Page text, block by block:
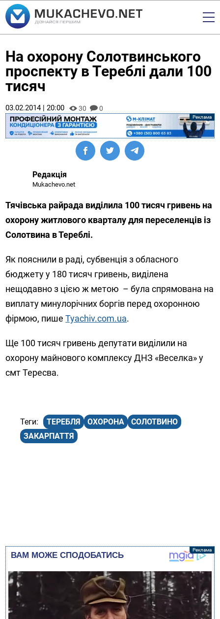
На охорону Солотвинського
проспекту в Тереблі дали 100
тисяч
03.02.2014 | 20:00 30 0
Редакція
Mukachevo.net
Тячівська райрада виділила 100 тисяч гривень на
охорону житлового кварталу для переселенців із
Солотвина в Тереблі.
Як пояснили в раді, субвенція з обласного
бюджету у 180 тисяч гривень, виділена
нещодавно з цією ж метою – була спрямована на
виплату минулорічних боргів перед охоронною
фірмою, пишеTyachiv.com.ua.
Ще 100 тисяч гривень депутати виділили на
охорону майнового комплексу ДНЗ «Веселка» у
смт Тересва.
ТЕРЕБЛЯ ОХОРОНА
СОЛОТВИНО
ЗАКАРПАТТЯ